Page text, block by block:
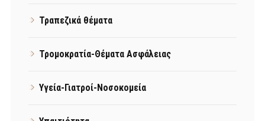
Τραπεζικά θέματα
Τρομοκρατία-Θέματα Ασφάλειας
Υγεία-Γιατροί-Νοσοκομεία